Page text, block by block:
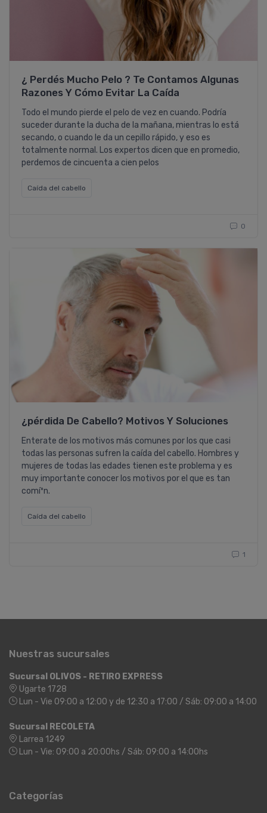
¿ Perdés Mucho Pelo ? Te Contamos Algunas
Razones Y Cómo Evitar La Caí­da
Todo el mundo pierde el pelo de vez en cuando. Podrí­a
suceder durante la ducha de la mañana, mientras lo está
secando, o cuando le da un cepillo rápido, y eso es
totalmente normal. Los expertos dicen que en promedio,
perdemos de cincuenta a cien pelos
Caí­da del cabello
0
¿pérdida De Cabello? Motivos Y Soluciones
Enterate de los motivos más comunes por los que casi
todas las personas sufren la caí­da del cabello. Hombres y
mujeres de todas las edades tienen este problema y es
muy importante conocer los motivos por el que es tan
comíºn.
Caí­da del cabello
1
Nuestras sucursales
Sucursal OLIVOS - RETIRO EXPRESS
Ugarte 1728
Lun - Vie 09:00 a 12:00 y de 12:30 a 17:00 / Sáb: 09:00 a 14:00
Sucursal RECOLETA
Larrea 1249
Lun - Vie: 09:00 a 20:00hs / Sáb: 09:00 a 14:00hs
Categorías